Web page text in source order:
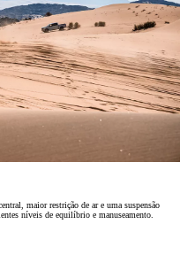
maior restrição de ar e uma suspensão
níveis de equilíbrio e manuseamento.